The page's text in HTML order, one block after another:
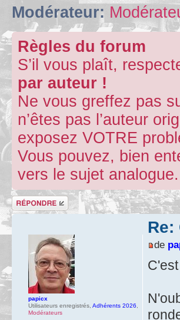
Modérateur:
Règles du forum
S’il vous plaît,
par auteur !
Ne vous greffez pas
n’êtes pas l’auteur
exposez VOTRE
Vous pouvez, bien
vers le sujet analogue.
Répondre
Re:
de
papicx
Utilisateurs enregistrés Adhérents 2026
Modérateurs